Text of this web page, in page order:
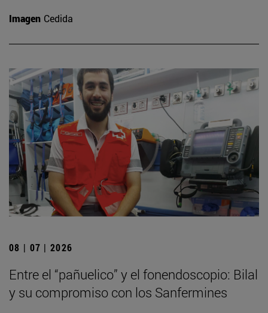
Imagen Cedida
08 | 07 | 2026
Entre el “pañuelico” y el fonendoscopio: Bilal
y su compromiso con los Sanfermines